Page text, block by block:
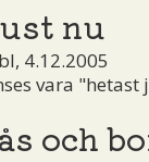
nu
4.12.2005
vara
och